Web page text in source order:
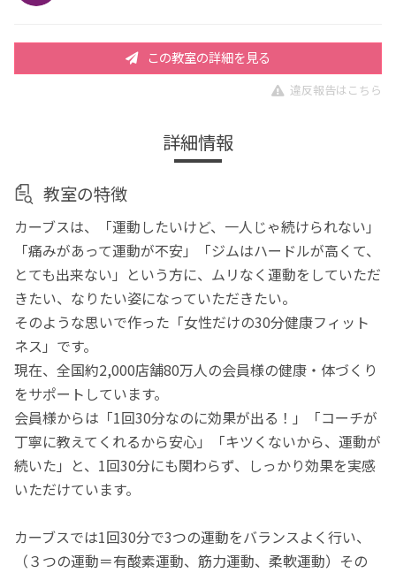
この教室の詳細を見る
違反報告はこちら
詳細情報
教室の特徴
カーブスは、「運動したいけど、一人じゃ続けられない」
「痛みがあって運動が不安」「ジムはハードルが高くて、
とても出来ない」という方に、ムリなく運動をしていただ
きたい、なりたい姿になっていただきたい。
そのような思いで作った「女性だけの30分健康フィット
ネス」です。
現在、全国約2,000店舗80万人の会員様の健康・体づくり
をサポートしています。
会員様からは「1回30分なのに効果が出る！」「コーチが
丁寧に教えてくれるから安心」「キツくないから、運動が
続いた」と、1回30分にも関わらず、しっかり効果を実感
いただけています。
カーブスでは1回30分で3つの運動をバランスよく行い、
（３つの運動＝有酸素運動、筋力運動、柔軟運動）その